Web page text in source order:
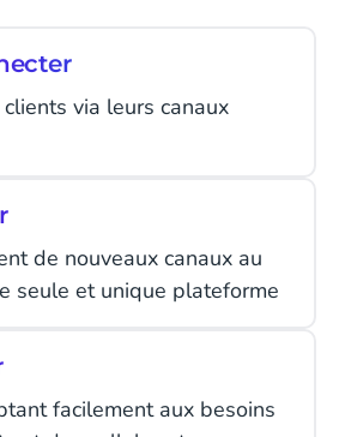
via leurs canaux
de nouveaux canaux au
seule et unique plateforme
facilement aux besoins